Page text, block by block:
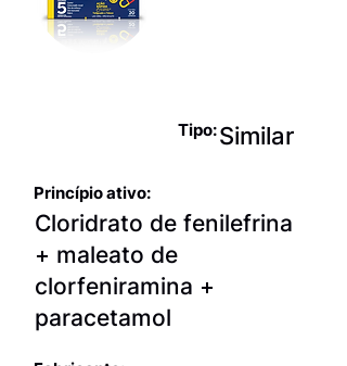
Tipo:Similar
Princípio ativo:
Cloridrato de fenilefrina
+ maleato de
clorfeniramina +
paracetamol